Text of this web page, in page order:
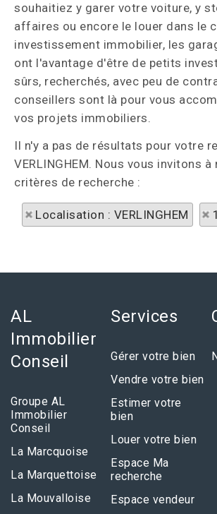
souhaitiez y garer votre voiture, y
affaires ou encore le louer dans le
investissement immobilier, les
ont l'avantage d'être de petits
sûrs, recherchés, avec peu de
conseillers sont là pour vous
vos projets immobiliers.
Il n'y a pas de résultats pour votre
VERLINGHEM. Nous vous invitons
critères de recherche :
Localisation : VERLINGHEM
AL
Immobilier
Conseil
Groupe AL
Immobilier
Conseil
La Marcquoise
La Marquettoise
La Mouvalloise
Services
Gérer votre bien
Vendre votre bien
Estimer votre
bien
Louer votre bien
Espace Ma
recherche
Espace vendeur